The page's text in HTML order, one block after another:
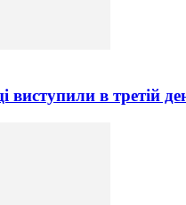
виступили в третій